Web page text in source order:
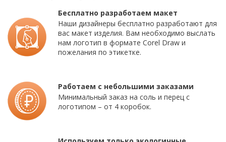
Бесплатно разработаем макет
Наши дизайнеры бесплатно разработают для
вас макет изделия. Вам необходимо выслать
нам логотип в формате Corel Draw и
пожелания по этикетке.
Работаем с небольшими заказами
Минимальный заказ на соль и перец с
логотипом – от 4 коробок.